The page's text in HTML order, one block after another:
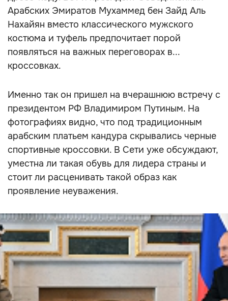
Арабских Эмиратов Мухаммед бен Зайд Аль
Нахайян вместо классического мужского
костюма и туфель предпочитает порой
появляться на важных переговорах в...
кроссовках.
Именно так он пришел на вчерашнюю встречу с
президентом РФ Владимиром Путиным. На
фотографиях видно, что под традиционным
арабским платьем кандура скрывались черные
спортивные кроссовки. В Сети уже обсуждают,
уместна ли такая обувь для лидера страны и
стоит ли расценивать такой образ как
проявление неуважения.